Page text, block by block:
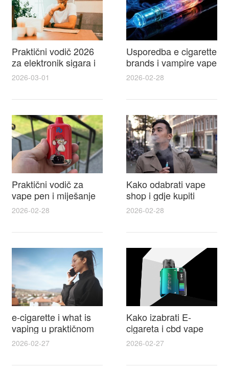
Praktični vodič 2026
za elektronik sigara i
mtm e cigarete s
recenzijama i
2026-03-01
Usporedba e cigarette
brands i vampire vape
za 2026 – vodič s
i najboljim ponudama
2026-02-28
Praktični vodič za
vape pen i miješanje
e tekućina za sigurnije
punjenje i bolje okuse
2026-02-28
Kako odabrati vape
shop i gdje kupiti
Disposable Vapes uz
najbolje cijene
2026-02-28
e-cigarette i what is
vaping u praktičnom
vodiču za početnike i
odgovorne korisnike
2026-02-27
Kako izabrati E-
cigareta i cbd vape
top modeli sigurnost
praktični savjeti za
kupovinu
2026-02-27